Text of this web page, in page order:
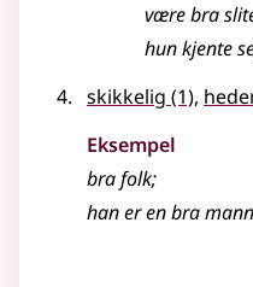
værebra
hun kjente
skikkelig (1),
Eksempel
brafolk;
han er en bra mann